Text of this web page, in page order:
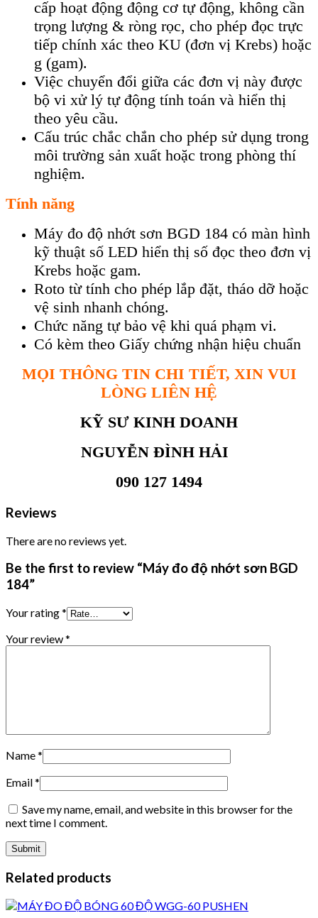
cấp hoạt động động cơ tự động, không cần
trọng lượng & ròng rọc, cho phép đọc trực
tiếp chính xác theo KU (đơn vị Krebs) hoặc
g (gam).
Việc chuyển đổi giữa các đơn vị này được
bộ vi xử lý tự động tính toán và hiển thị
theo yêu cầu.
Cấu trúc chắc chắn cho phép sử dụng trong
môi trường sản xuất hoặc trong phòng thí
nghiệm.
Tính năng
Máy đo độ nhớt sơn BGD 184 có màn hình
kỹ thuật số LED hiển thị số đọc theo đơn vị
Krebs hoặc gam.
Roto từ tính cho phép lắp đặt, tháo dỡ hoặc
vệ sinh nhanh chóng.
Chức năng tự bảo vệ khi quá phạm vi.
Có kèm theo Giấy chứng nhận hiệu chuẩn
MỌI THÔNG TIN CHI TIẾT, XIN VUI
LÒNG LIÊN HỆ
KỸ SƯ KINH DOANH
NGUYỄN ĐÌNH HẢI
090 127 1494
Reviews
There are no reviews yet.
Be the first to review “Máy đo độ nhớt sơn BGD
184”
Your rating*
Your review*
Name*
Email*
Save my name, email, and website in this browser for the
next time I comment.
Related products